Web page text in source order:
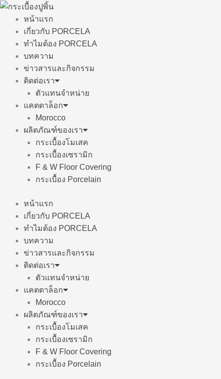
Skip
content
หน้าแรก
เกี่ยวกับ PORCELA
ทำไมต้อง PORCELA
บทความ
ข่าวสารและกิจกรรม
ติดต่อเรา
ตัวแทนจำหน่าย
แคตตาล็อก
Morocco
ผลิตภัณฑ์ของเรา
กระเบื้องโมเสค
กระเบื้องเซรามิก
F & W Floor Covering
กระเบื้อง Porcelain
หน้าแรก
เกี่ยวกับ PORCELA
ทำไมต้อง PORCELA
บทความ
ข่าวสารและกิจกรรม
ติดต่อเรา
ตัวแทนจำหน่าย
แคตตาล็อก
Morocco
ผลิตภัณฑ์ของเรา
กระเบื้องโมเสค
กระเบื้องเซรามิก
F & W Floor Covering
กระเบื้อง Porcelain